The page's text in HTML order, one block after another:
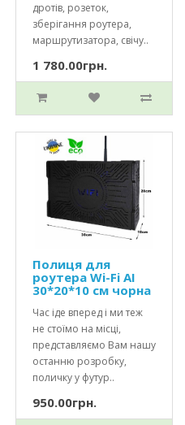
дротів, розеток,
зберігання роутера,
маршрутизатора, свічу..
1 780.00грн.
Полиця для
роутера Wi-Fi AI
30*20*10 см чорна
Час іде вперед і ми теж
не стоїмо на місці,
представляємо Вам нашу
останню розробку,
поличку у футур..
950.00грн.